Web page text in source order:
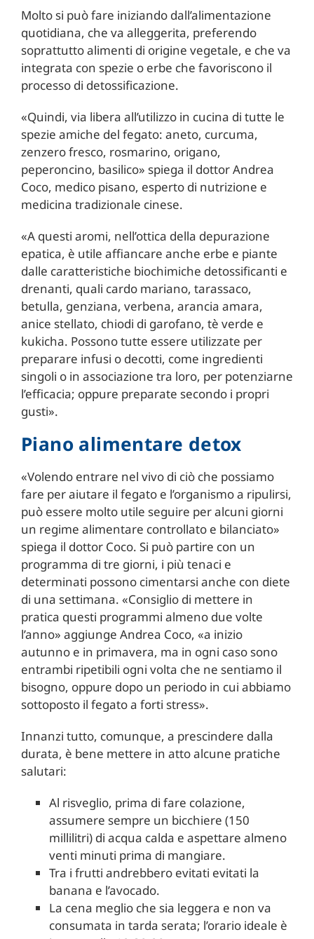
Molto si può fare iniziando dall’alimentazione
quotidiana, che va alleggerita, preferendo
soprattutto alimenti di origine vegetale, e che va
integrata con spezie o erbe che favoriscono il
processo di detossificazione.
«Quindi, via libera all’utilizzo in cucina di tutte le
spezie amiche del fegato: aneto, curcuma,
zenzero fresco, rosmarino, origano,
peperoncino, basilico» spiega il dottor Andrea
Coco, medico pisano, esperto di nutrizione e
medicina tradizionale cinese.
«A questi aromi, nell’ottica della depurazione
epatica, è utile affiancare anche erbe e piante
dalle caratteristiche biochimiche detossificanti e
drenanti, quali cardo mariano, tarassaco,
betulla, genziana, verbena, arancia amara,
anice stellato, chiodi di garofano, tè verde e
kukicha. Possono tutte essere utilizzate per
preparare infusi o decotti, come ingredienti
singoli o in associazione tra loro, per potenziarne
l’efficacia; oppure preparate secondo i propri
gusti».
Piano alimentare detox
«Volendo entrare nel vivo di ciò che possiamo
fare per aiutare il fegato e l’organismo a ripulirsi,
può essere molto utile seguire per alcuni giorni
un regime alimentare controllato e bilanciato»
spiega il dottor Coco. Si può partire con un
programma di tre giorni, i più tenaci e
determinati possono cimentarsi anche con diete
di una settimana. «Consiglio di mettere in
pratica questi programmi almeno due volte
l’anno» aggiunge Andrea Coco, «a inizio
autunno e in primavera, ma in ogni caso sono
entrambi ripetibili ogni volta che ne sentiamo il
bisogno, oppure dopo un periodo in cui abbiamo
sottoposto il fegato a forti stress».
Innanzi tutto, comunque, a prescindere dalla
durata, è bene mettere in atto alcune pratiche
salutari:
Al risveglio, prima di fare colazione,
assumere sempre un bicchiere (150
millilitri) di acqua calda e aspettare almeno
venti minuti prima di mangiare.
Tra i frutti andrebbero evitati evitati la
banana e l’avocado.
La cena meglio che sia leggera e non va
consumata in tarda serata; l’orario ideale è